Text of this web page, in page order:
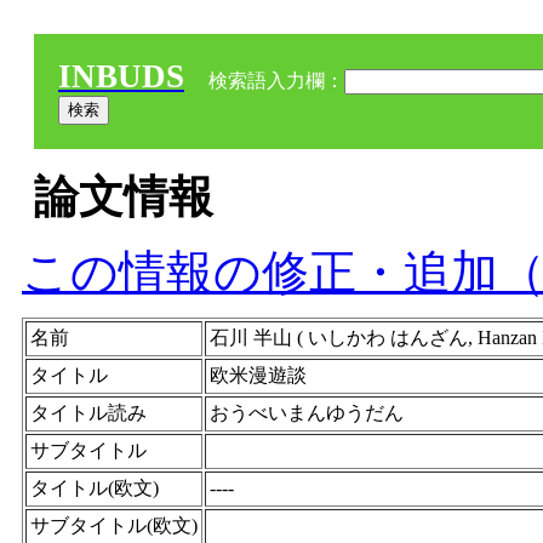
INBUDS 検索語入力欄：
論文情報
この情報の修正・追加
名前
石川 半山 ( いしかわ はんざん, Hanzan
タイトル
欧米漫遊談
タイトル読み
おうべいまんゆうだん
サブタイトル
タイトル(欧文)
----
サブタイトル(欧文)